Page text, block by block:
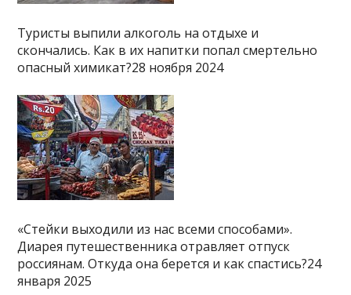
Туристы выпили алкоголь на отдыхе и
скончались. Как в их напитки попал смертельно
опасный химикат?28 ноября 2024
«Стейки выходили из нас всеми способами».
Диарея путешественника отравляет отпуск
россиянам. Откуда она берется и как спастись?24
января 2025